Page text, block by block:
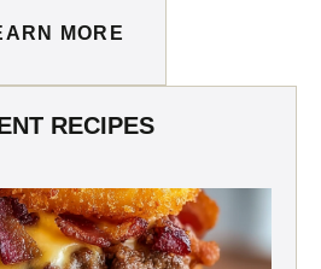
MORE
RECIPES